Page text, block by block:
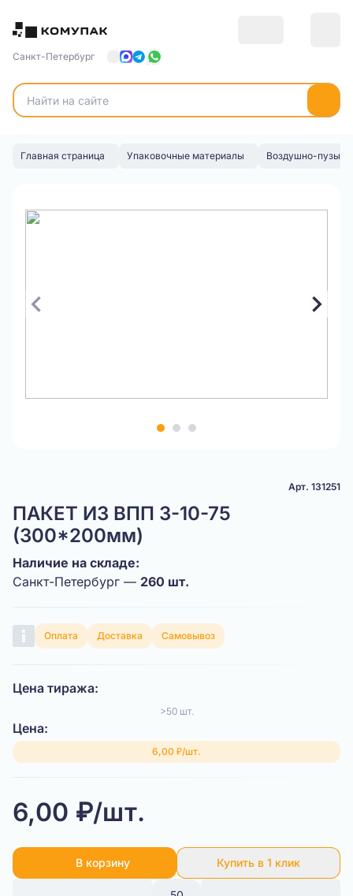
Санкт-Петербург
Главная страница Упаковочные материалы Воздушно-
Арт. 131251
ПАКЕТ ИЗ ВПП 3-10-75
(300*200мм)
Наличие на складе:
Санкт-Петербург — 260 шт.
Оплата Доставка Самовывоз
Цена тиража:
>50 шт.
Цена:
6,00 ₽/шт.
6,00 ₽/шт.
В корзину Купить в 1 клик